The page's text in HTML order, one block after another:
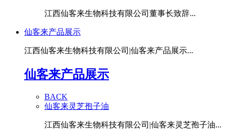
江西仙客来生物科技有限公司董事长致辞...
仙客来产品展示
江西仙客来生物科技有限公司|仙客来产品展示...
仙客来产品展示
BACK
仙客来灵芝孢子油
江西仙客来生物科技有限公司|仙客来灵芝孢子油...